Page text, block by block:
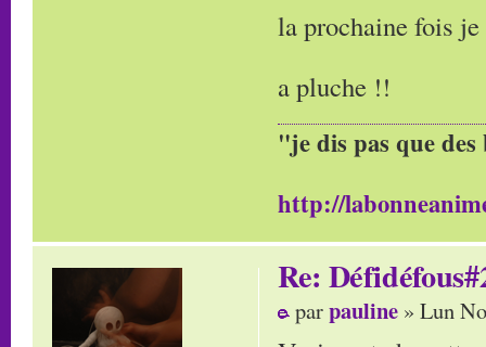
la prochaine fois
a pluche !!
"je dis pas que
http://
Re:
parpauline » Lun